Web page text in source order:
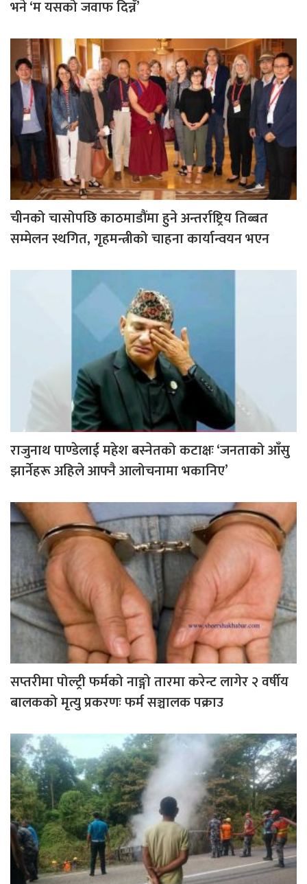
भने ‘म यसको जवाफ दिन्नँ’
चीनको चासोपछि काठमाडौंमा हुने अन्तर्राष्ट्रिय तिब्बत
सम्मेलन स्थगित, गृहमन्त्रीको चाहना कार्यान्वयन भएन
राजुनाथ पाण्डेलाई महेश बस्नेतको कटाक्षः ‘जनताको आँसु
झार्नेहरू अहिले आफ्नै आलोचनामा भकानिए’
सप्तरीमा पोल्ट्री फर्मको नाङ्गो तारमा करेन्ट लागेर २ वर्षीय
बालकको मृत्यु प्रकरणः फर्म सञ्चालक पक्राउ